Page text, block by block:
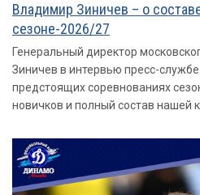
Владимир Зиничев – о
сезоне-2026/27
Генеральный директор
Зиничев в интервью пресс-службе
предстоящих соревнованиях
новичков и полный состав нашей